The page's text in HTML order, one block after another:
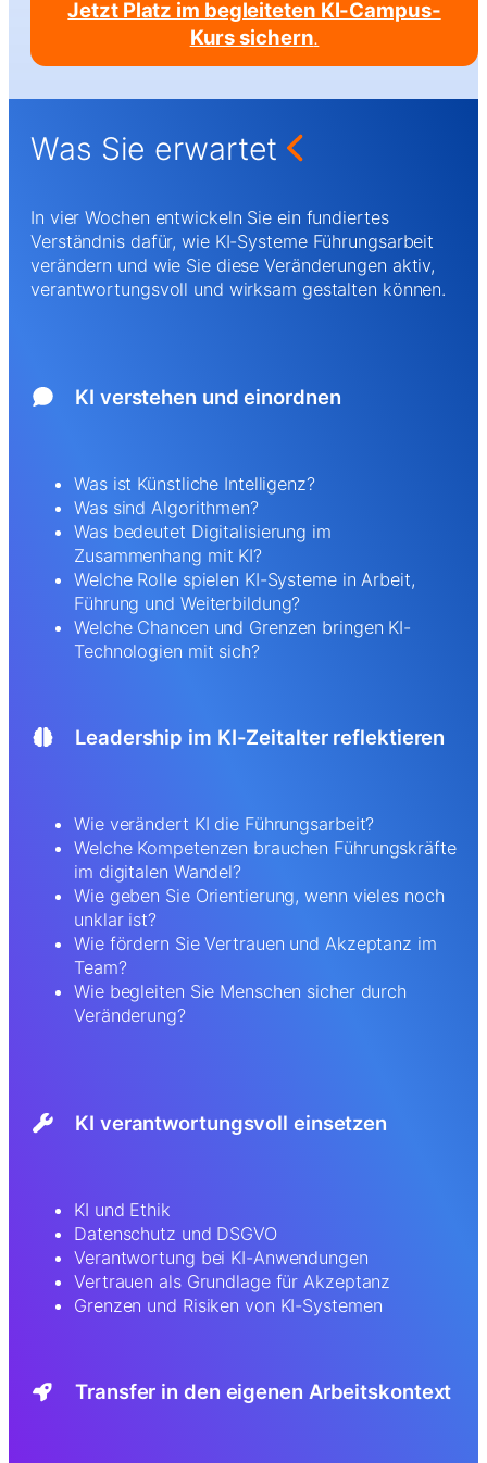
Jetzt Platz im begleiteten KI-Campus-
Kurs sichern.
Was Sie erwartet
In vier Wochen entwickeln Sie ein fundiertes
Verständnis dafür, wie KI-Systeme Führungsarbeit
verändern und wie Sie diese Veränderungen aktiv,
verantwortungsvoll und wirksam gestalten können.
KI verstehen und einordnen
Was ist Künstliche Intelligenz?
Was sind Algorithmen?
Was bedeutet Digitalisierung im
Zusammenhang mit KI?
Welche Rolle spielen KI-Systeme in Arbeit,
Führung und Weiterbildung?
Welche Chancen und Grenzen bringen KI-
Technologien mit sich?
Leadership im KI-Zeitalter reflektieren
Wie verändert KI die Führungsarbeit?
Welche Kompetenzen brauchen Führungskräfte
im digitalen Wandel?
Wie geben Sie Orientierung, wenn vieles noch
unklar ist?
Wie fördern Sie Vertrauen und Akzeptanz im
Team?
Wie begleiten Sie Menschen sicher durch
Veränderung?
KI verantwortungsvoll einsetzen
KI und Ethik
Datenschutz und DSGVO
Verantwortung bei KI-Anwendungen
Vertrauen als Grundlage für Akzeptanz
Grenzen und Risiken von KI-Systemen
Transfer in den eigenen Arbeitskontext